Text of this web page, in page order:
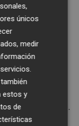
a
Comunitat
que
del Ministerio.
únicos
medir
también
estos y
de